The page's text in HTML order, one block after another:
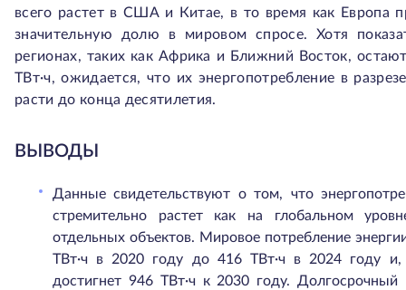
всего растет в США и Китае, в то время как Европа
значительную долю в мировом спросе. Хотя
регионах, таких как Африка и Ближний Восток,
ТВт·ч, ожидается, что их энергопотребление в
расти до конца десятилетия.
ВЫВОДЫ
Данные свидетельствуют о том, что
стремительно растет как на глобальном
отдельных объектов. Мировое потребление
ТВт·ч в 2020 году до 416 ТВт·ч в 2024 году и,
достигнет 946 ТВт·ч к 2030 году. Долгосрочный